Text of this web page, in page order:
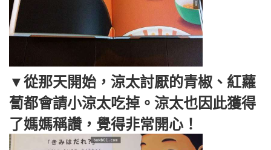
▼從那天開始，涼太討厭的青椒、紅蘿
蔔都會請小涼太吃掉。涼太也因此獲得
了媽媽稱讚，覺得非常開心！